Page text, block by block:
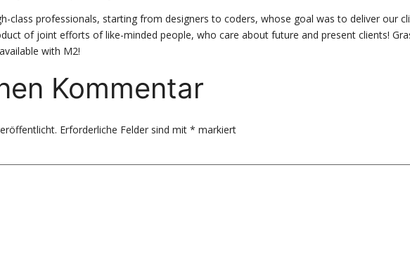
class professionals, starting from designers to coders, whose goal was to deliver our
of joint efforts of like-minded people, who care about future and present clients!
with M2!
Kommentar
Erforderliche Felder sind mit * markiert